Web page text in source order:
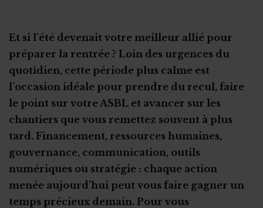
Et si l’été devenait votre meilleur allié pour
préparer la rentrée ? Loin des urgences du
quotidien, cette période plus calme est
l’occasion idéale pour prendre du recul, faire
le point sur votre ASBL et avancer sur les
chantiers que vous remettez souvent à plus
tard. Financement, ressources humaines,
gouvernance, communication, outils
numériques ou stratégie : chaque action
menée aujourd’hui peut vous faire gagner un
temps précieux demain. Pour vous